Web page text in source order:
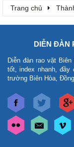
Trang chủ
DIỄN ĐÀN
Diễn đàn rao vặt
tốt, index nhanh,
trường Biên Hòa,